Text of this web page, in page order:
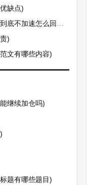
缺点)
不加速怎么回事)
)
文有哪些内容)
继续加仓吗)
题有哪些题目)